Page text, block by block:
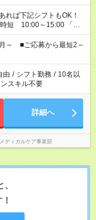
10:00～15:00 「家
て夕飯の準備がしたい」
ご希望を教えてください
で週40時間を超える場
～ ■ご応募から最短2～
由 / シフト勤務 / 10名以
スキル不要
詳細へ
ディカルケア事業部